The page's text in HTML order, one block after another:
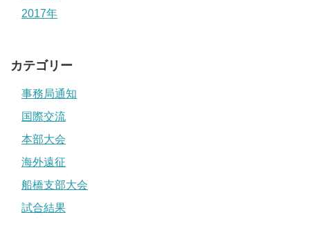
2017年
カテゴリー
事務局通知
国際交流
本部大会
海外遠征
船橋支部大会
試合結果